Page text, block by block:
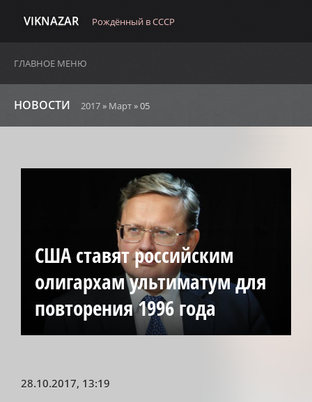
VIKNAZAR Рождённый в СССР
ГЛАВНОЕ МЕНЮ
НОВОСТИ 2017» Март»05
США ставят российским
олигархам ультиматум для
повторения 1996 года
28.10.2017, 13:19